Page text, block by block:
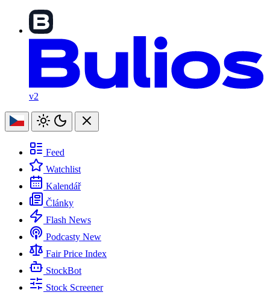
v2
Feed
Watchlist
Kalendář
Články
Flash News
Podcasty New
Fair Price Index
StockBot
Stock Screener